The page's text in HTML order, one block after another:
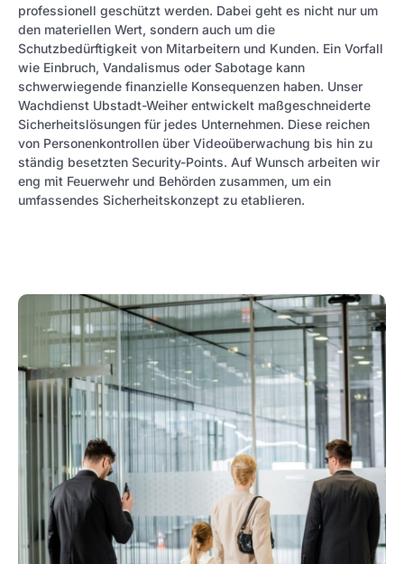
professionell geschützt werden. Dabei geht es nicht nur um
den materiellen Wert, sondern auch um die
Schutzbedürftigkeit von Mitarbeitern und Kunden. Ein Vorfall
wie Einbruch, Vandalismus oder Sabotage kann
schwerwiegende finanzielle Konsequenzen haben. Unser
Wachdienst Ubstadt-Weiher entwickelt maßgeschneiderte
Sicherheitslösungen für jedes Unternehmen. Diese reichen
von Personenkontrollen über Videoüberwachung bis hin zu
ständig besetzten Security-Points. Auf Wunsch arbeiten wir
eng mit Feuerwehr und Behörden zusammen, um ein
umfassendes Sicherheitskonzept zu etablieren.